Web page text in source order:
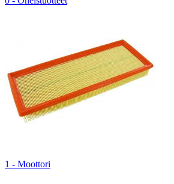
1 - Moottori